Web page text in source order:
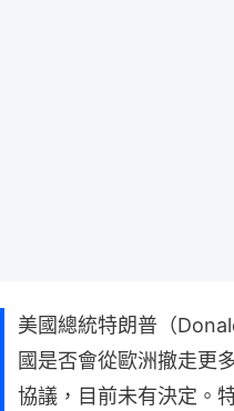
美國總統特朗普（
國是否會從歐洲撤走更
協議，目前未有決定。